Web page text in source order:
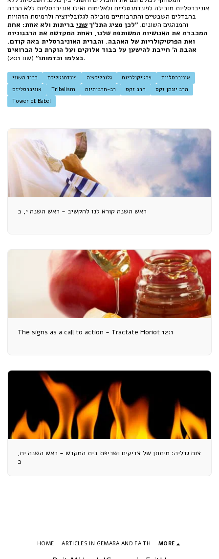
אוניברסליות מובילה לפונדמנטליזם ולאלימות ואילו אוניברסליות ללא הכרה
בהבדלים השבטיים והתרבותיים מובילה לגלובליזציה ולרמיסת הזהויות
והמנהגים השונים. "לכן מציג התנ"ך שתי בריתות ולא אחת: אחת
המכבדת את האנושיות המשותפת שלנו, ואחת המקדשת את הרבגוניות
ואת הפרטיקולריות של האהבה. והברית האוניברסלית באה קודם.
אהבת ה' חייבת להישען על כבוד אלוקים ועל הוקרת כל הברואים
בצלמו וכדמותו"(שם 201).
כבוד השוני פונדמנטליזם גלובליזציה פרטיקולריות
אוניברסליות
אוניברסליזם
Tribalism רב-תרבותיות הרב זקס
הרב יונתן זקס
Tower of Babel
ראש השנה קורא לנו להקשיב - ראש השנה י, ב
The signs as a call to action - Tractate Horiot 12:1
צום גדליה: מיתתן של צדיקים ושריפת בית המקדש - ראש השנה יח,
ב
HOME ARTICLES IN GEMARA AND FAITH MORE